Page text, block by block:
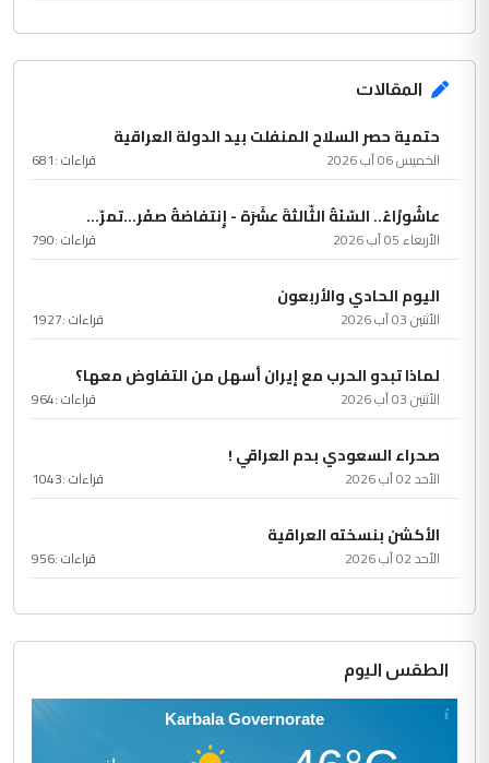
المقالات
حتمية حصر السلاح المنفلت بيد الدولة العراقية
الخميس 06 آب 2026 قراءات :681
عاشُورْاءُ.. السّنَةُ الثّالثةَ عشَرَة - إِنتفاضةُ صفَر…تمرّ...
الأربعاء 05 آب 2026 قراءات :790
اليوم الحادي والأربعون
الأثنين 03 آب 2026 قراءات :1927
لماذا تبدو الحرب مع إيران أسهل من التفاوض معها؟
الأثنين 03 آب 2026 قراءات :964
صحراء السعودي بدم العراقي !
الأحد 02 آب 2026 قراءات :1043
الأكشن بنسخته العراقية
الأحد 02 آب 2026 قراءات :956
الطقس اليوم
Karbala Governorate